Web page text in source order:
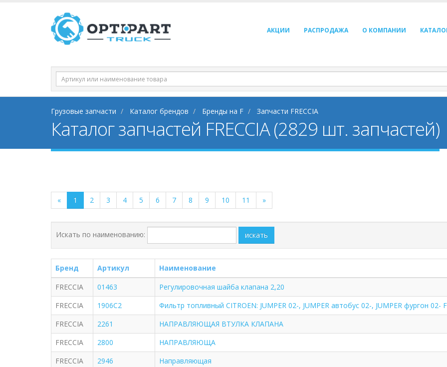
АКЦИИ РАСПРОДАЖА О КОМПАНИИ
Грузовые запчасти Каталог брендов Бренды на F Запчасти FRECCIA
Каталог запчастей FRECCIA (2829 шт. запчастей)
« 1 2 3 4 5 6 7 8 9 10 11 »
Искать по наименованию: искать
Бренд Артикул
Наименование
FRECCIA
01463
Регулировочная шайба клапана 2,20
FRECCIA
1906C2
Фильтр топливный CITROEN: JUMPER 02-, JUMPER автобус 02-, JUMPER фургон 02-
FRECCIA
2261
НАПРАВЛЯЮЩАЯ ВТУЛКА КЛАПАНА
FRECCIA
2800
НАПРАВЛЯЮЩА
FRECCIA
2946
Направляющая